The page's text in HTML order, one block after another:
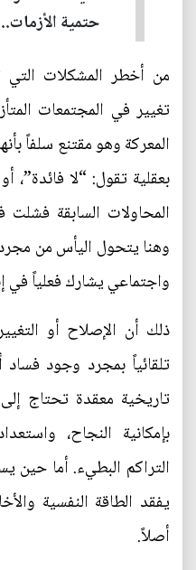
حتمية
من أخطر المشكلات
تغيير في المجتمعات
المعركة وهو مقتنع سلفاً
بعقلية تقول: “لا فائدة”،
المحاولات السابقة فشلت
وهنا يتحول اليأس من
واجتماعي يشارك فعلياً في
ذلك أن الإصلاح أو
تلقائياً بمجرد وجود
تاريخية معقدة تحتاج
بإمكانية النجاح،
التراكم البطيء. أما حين
يفقد الطاقة النفسية
أصلاً.